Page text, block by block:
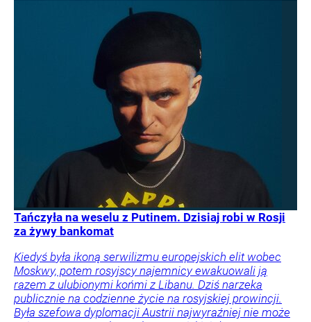
Tańczyła na weselu z Putinem. Dzisiaj robi w Rosji
za żywy bankomat
Kiedyś była ikoną serwilizmu europejskich elit wobec
Moskwy, potem rosyjscy najemnicy ewakuowali ją
razem z ulubionymi końmi z Libanu. Dziś narzeka
publicznie na codzienne życie na rosyjskiej prowincji.
Była szefowa dyplomacji Austrii najwyraźniej nie może